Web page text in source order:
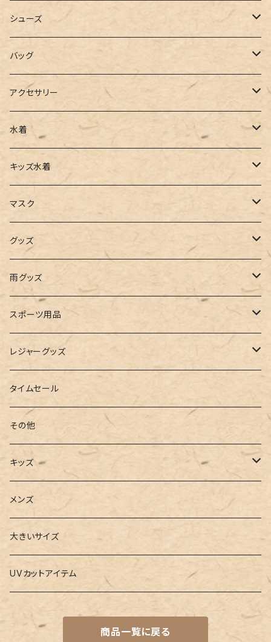
カーディガン
ポロシャツ
ベスト
チュニック
タンクトップ
キャミソール
インナー
ビスチェ
ジャージ
スラックス
ワイドパンツ
カーゴパンツ
サロペット
ガウチョ
レギンス
その他
ニットワンピース
キャミワンピース
サロペット
オールインワン
シューズ
ブーツ
パンプス
サンダル
スニーカー
フラットシューズ
レインシューズ
レースアップ
ルームシューズ
インソール
ローファー
バッグ
トートバッグ
ショルダー
バックパック
カゴバッグ
エコバッグ
リュック
ハンドバッグ
ボストンバッグ
アクセサリー
その他
水着
ワンピース
ビキニ
ワンショルダー
オフショルダー
バンドゥ
タンキニ
キャミキニ
フィットネス
2点セット
3点セット
4点セット
5点セット
キッズ水着
女の子
男の子
ユニセックス
マスク
アクセサリー
マスクケース
グッズ
帽子
ストール・マフラー
手袋
ポーチ
パスケース
ウォレット
カードケース
キーケース
メガネチェーン
雨グッズ
レインコート
スポーツ用品
トレーニング・スポーツウェア
トレーニンググッズ
ヨガウェア
ヨガソックス
ヨガグッズ
ヨガマット
レジャーグッズ
ビーチグッズ
タイムセール
その他
キッズ
Girls
水着
バレー
Boys
水着
グッズ
メンズ
大きいサイズ
UVカットアイテム
商品一覧に戻る